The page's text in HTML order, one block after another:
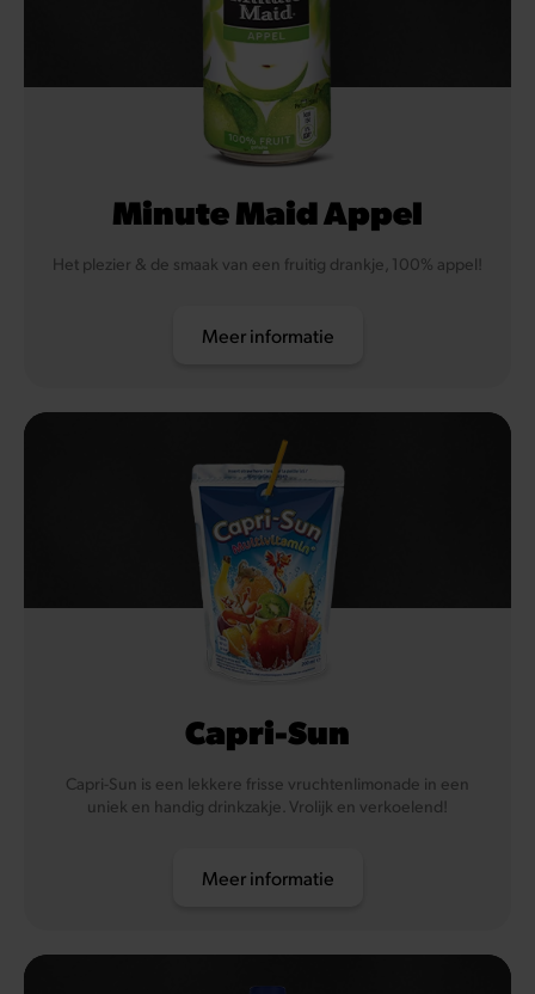
Minute Maid Appel
Het plezier & de smaak van een fruitig drankje, 100% appel!
Meer informatie
Capri-Sun
Capri-Sun is een lekkere frisse vruchtenlimonade in een
uniek en handig drinkzakje. Vrolijk en verkoelend!
Meer informatie